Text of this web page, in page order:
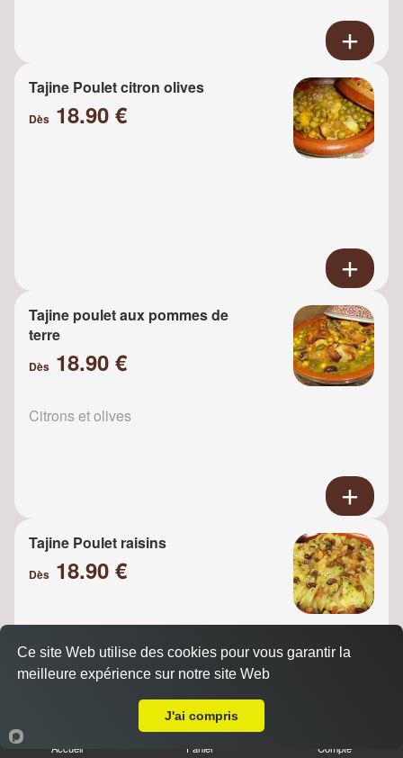
Tajine Poulet citron olives
Dès 18.90 €
Tajine poulet aux pommes de
terre
Dès 18.90 €
Citrons et olives
Tajine Poulet raisins
Dès 18.90 €
Oignons
Accueil Panier Compte
Ce site Web utilise des cookies pour vous garantir la
meilleure expérience sur notre site Web
J'ai compris